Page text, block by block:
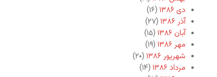
دی ۱۳۸۶
(۱۶)
آذر ۱۳۸۶
(۲۷)
آبان ۱۳۸۶
(۱۵)
مهر ۱۳۸۶
(۱۹)
شهریور ۱۳۸۶
(۲۰)
مرداد ۱۳۸۶
(۱۴)